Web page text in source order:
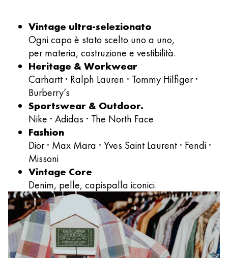
Vintage ultra-selezionato
Ogni capo è stato scelto uno a uno,
per materia, costruzione e vestibilità.
Heritage & Workwear
Carhartt · Ralph Lauren · Tommy Hilfiger ·
Burberry’s
Sportswear & Outdoor.
Nike · Adidas · The North Face
Fashion
Dior · Max Mara · Yves Saint Laurent · Fendi ·
Missoni
Vintage Core
Denim, pelle, capispalla iconici.